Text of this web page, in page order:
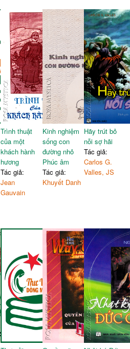
Trình thuật
của một
khách hành
hương
Tác giả:
Jean
Gauvain
Kinh nghiệm
sống con
đường nhỏ
Phúc âm
Tác giả:
Khuyết Danh
Hãy trút bỏ
nỗi sợ hãi
Tác giả:
Carlos G.
Valles, JS